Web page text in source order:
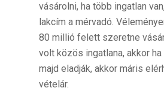
vásárolni, ha több ingatlan
lakcím a mérvadó.
80 millió felett szeretne
volt közös ingatlana, akkor
majd eladják, akkor máris
vételár.